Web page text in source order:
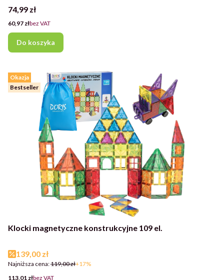
Cena
74,99 zł
Cena
60,97 złbez VAT
Do koszyka
Okazja
Bestseller
Klocki magnetyczne konstrukcyjne 109 el.
Cena promocyjna
139,00 zł
Najniższa cena:119,00 zł+17%
Cena
113,01 złbez VAT